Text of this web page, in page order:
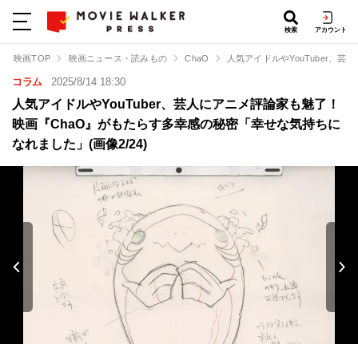
検索 アカウント
映画TOP 映画ニュース・読みもの ChaO 人気アイドルやYouTuber、芸
コラム 2025/8/14 18:30
人気アイドルやYouTuber、芸人にアニメ評論家も魅了！
映画『ChaO』がもたらす多幸感の秘密「幸せな気持ちに
なれました」(画像2/24)